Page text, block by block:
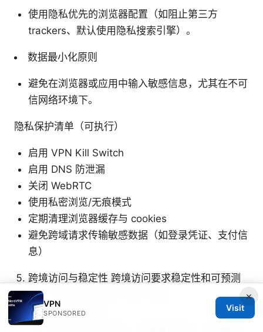
使用隐私优先的浏览器配置（如阻止第三方
trackers、默认使用隐私搜索引擎）。
数据最小化原则
避免在浏览器或应用中输入敏感信息，尤其在不可
信网络环境下。
隐私保护清单（可执行）
启用 VPN Kill Switch
启用 DNS 防泄漏
关闭 WebRTC
使用私密浏览/无痕模式
定期清理浏览器缓存与 cookies
避免跨域请求传输敏感数据（如登录凭证、支付信
息）
跨境访问与稳定性 跨境访问要求稳定性和可预测
性，下面的策略有助于提升体验。
多区域出口策略
×
VPN
SPONSORED
Visit